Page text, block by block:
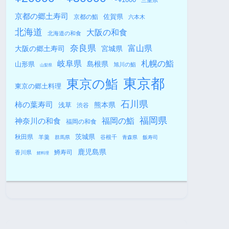
京都の郷土寿司 京都の鮨 佐賀県 六本木
北海道 北海道の和食 大阪の和食
大阪の郷土寿司 奈良県 宮城県 富山県
山形県 山梨県 岐阜県 島根県 旭川の鮨 札幌の鮨
東京の郷土料理 東京の鮨 東京都
柿の葉寿司 浅草 渋谷 熊本県 石川県
神奈川の和食 福岡の和食 福岡の鮨 福岡県
秋田県 羊羹 群馬県 茨城県 谷根千 青森県 飯寿司
香川県 鯉料理 鱒寿司 鹿児島県